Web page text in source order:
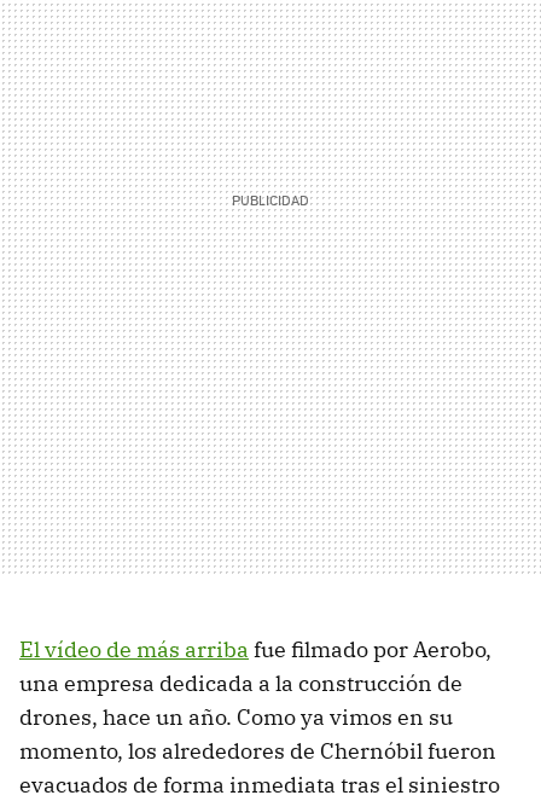
El vídeo de más arriba fue filmado por Aerobo,
una empresa dedicada a la construcción de
drones, hace un año. Como ya vimos en su
momento, los alrededores de Chernóbil fueron
evacuados de forma inmediata tras el siniestro